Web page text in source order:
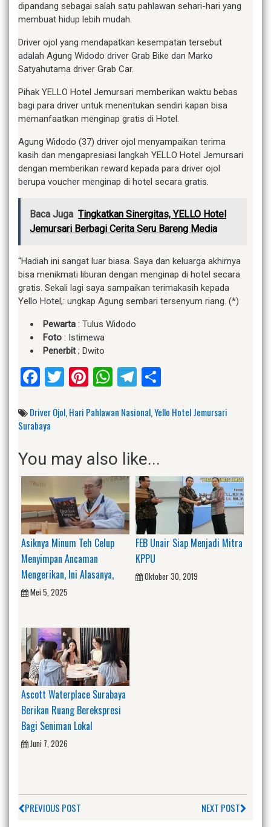
dipandang sebagai salah satu pahlawan sehari-hari yang
membuat hidup lebih mudah.
Driver ojol yang mendapatkan kesempatan tersebut
adalah Agung Widodo driver Grab Bike dan Marko
Satyahutama driver Grab Car.
Pihak YELLO Hotel Jemursari memberikan waktu bebas
bagi para driver untuk menentukan sendiri kapan bisa
memanfaatkan menginap gratis di Hotel.
Agung Widodo (37) driver ojol menyampaikan terima
kasih dan mengapresiasi langkah YELLO Hotel Jemursari
dengan memberikan reward kepada para driver ojol
berupa voucher menginap di hotel secara gratis.
Baca Juga Tingkatkan Sinergitas, YELLO Hotel
Jemursari Berbagi Cerita Seru Bareng Media
“Hadiah ini sangat luar biasa. Saya dan keluarga akhirnya
bisa menikmati liburan dengan menginap di hotel secara
gratis. Sekali lagi saya sampaikan terimakasih kepada
Yello Hotel,: ungkap Agung sembari tersenyum riang. (*)
Pewarta : Tulus Widodo
Foto : Istimewa
Penerbit; Dwito
Facebook
Twitter
Pinterest
WhatsApp
Telegram
Driver Ojol,Hari Pahlawan Nasional,Yello Hotel Jemursari
Surabaya
You may also like...
Asiknya Minum Teh Celup
Menyimpan Ancaman
Mengerikan, Ini Alasanya,
Mei 5, 2025
FEB Unair Siap Menjadi Mitra
KPPU
Oktober 30, 2019
Ascott Waterplace Surabaya
Berikan Ruang Berekspresi
Bagi Seniman Lokal
Juni 7, 2026
PREVIOUS POST NEXT POST